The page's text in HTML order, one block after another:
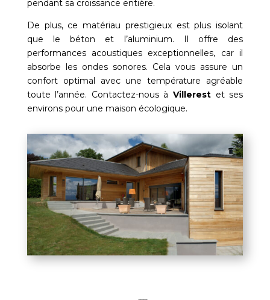
pendant sa croissance entière.
De plus, ce matériau prestigieux est plus isolant
que le béton et l’aluminium. Il offre des
performances acoustiques exceptionnelles, car il
absorbe les ondes sonores. Cela vous assure un
confort optimal avec une température agréable
toute l’année. Contactez-nous àVillerest et ses
environs pour une maison écologique.